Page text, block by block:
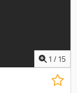
1 / 15